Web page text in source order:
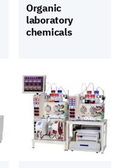
Organic
laboratory
chemicals